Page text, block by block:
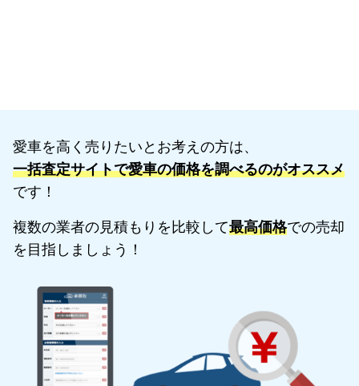
愛車を高く売りたいとお考えの方は、
一括査定サイトで愛車の価格を調べるのがオススメ
です！
複数の業者の見積もりを比較して最高価格での売却
を目指しましょう！